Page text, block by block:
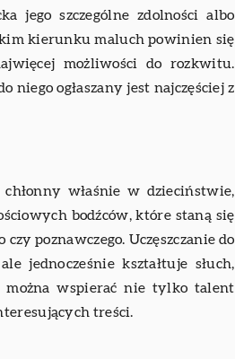
jego szczególne zdolności albo
kierunku maluch powinien się
możliwości do rozkwitu.
niego ogłaszany jest najczęściej z
chłonny właśnie w dzieciństwie,
bodźców, które staną się
poznawczego. Uczęszczanie do
jednocześnie kształtuje słuch,
można wspierać nie tylko talent
treści.